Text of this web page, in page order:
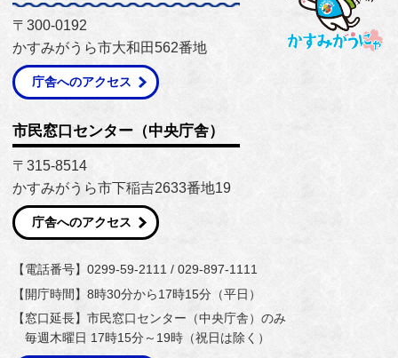
〒300-0192
かすみがうら市大和田562番地
庁舎へのアクセス
市民窓口センター（中央庁舎）
〒315-8514
かすみがうら市下稲吉2633番地19
庁舎へのアクセス
【電話番号】0299-59-2111 / 029-897-1111
【開庁時間】8時30分から17時15分（平日）
【窓口延長】市民窓口センター（中央庁舎）のみ
毎週木曜日 17時15分～19時（祝日は除く）